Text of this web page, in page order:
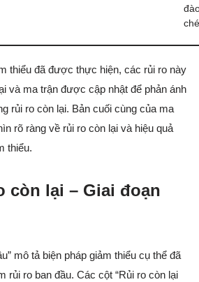
thiểu đã được thực hiện, các rủi ro này
và ma trận được cập nhật để phản ánh
rủi ro còn lại. Bản cuối cùng của ma
rõ ràng về rủi ro còn lại và hiệu quả
thiểu.
còn lại – Giai đoạn
mô tả biện pháp giảm thiểu cụ thể đã
rủi ro ban đầu. Các cột “Rủi ro còn lại